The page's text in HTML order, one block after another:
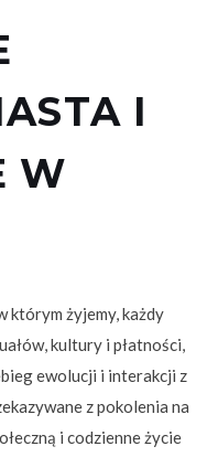
I
W
którym żyjemy, każdy
kultury i płatności,
ewolucji i interakcji z
z pokolenia na
i codzienne życie